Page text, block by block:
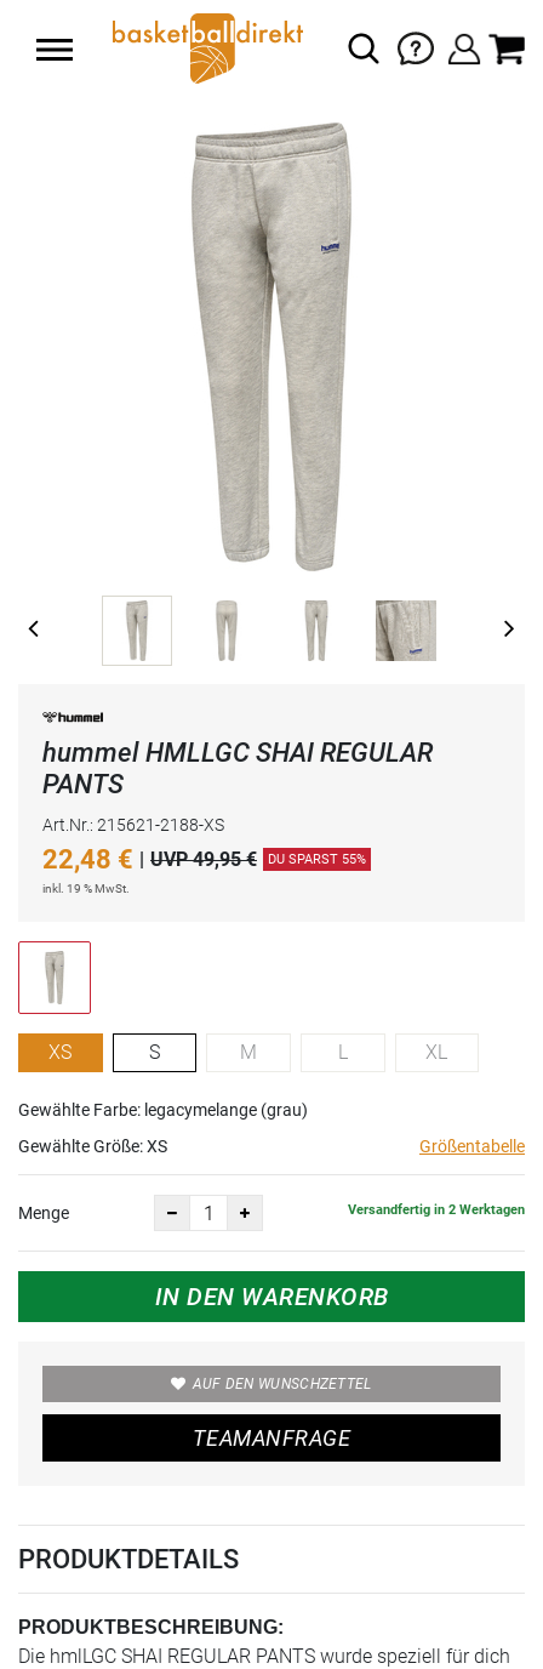
hummel HMLLGC SHAI REGULAR
PANTS
Art.Nr.: 215621-2188-XS
22,48 € | UVP 49,95 € DU SPARST 55%
inkl. 19 % MwSt.
XS S M L XL
Gewählte Farbe: legacymelange (grau)
Gewählte Größe:XS Größentabelle
Menge Versandfertig in 2 Werktagen
IN DEN WARENKORB
AUF DEN WUNSCHZETTEL
TEAMANFRAGE
PRODUKTDETAILS
PRODUKTBESCHREIBUNG:
Die hmlLGC SHAI REGULAR PANTS wurde speziell für dich